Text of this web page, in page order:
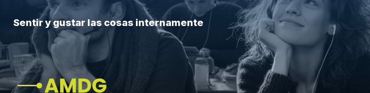
Sentir y gustar las cosas internamente